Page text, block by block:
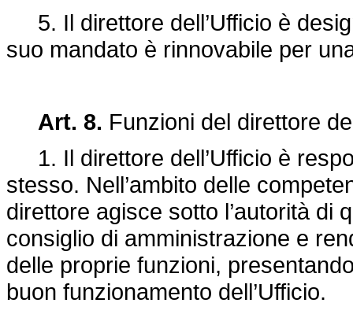
5. Il direttore dell’Ufficio è
suo mandato è rinnovabile per
Art. 8. Funzioni del direttore
1. Il direttore dell’Ufficio è
stesso. Nell’ambito delle
direttore agisce sotto l’autorità di
consiglio di amministrazione e
delle proprie funzioni,
buon funzionamento dell’Ufficio.